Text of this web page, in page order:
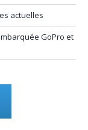
actuelles
GoPro et